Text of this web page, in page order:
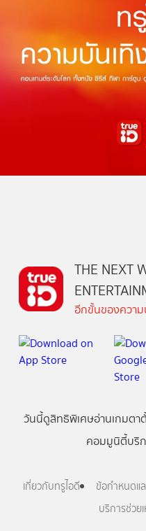
THE NEXT
อีกขั้นของความ
วันนี้ดูสิทธิพิเศษอ่านเกมตา
คอมมูนิตี้บริ
เกี่ยวกับทรูไอดี ข้อกำหนดแล
บริการช่วย